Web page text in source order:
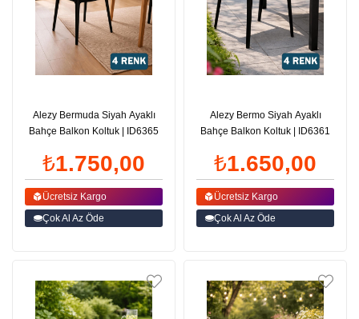
Alezy Bermuda Siyah Ayaklı
Bahçe Balkon Koltuk | ID6365
₺1.750,00
Ücretsiz Kargo
Çok Al Az Öde
Alezy Bermo Siyah Ayaklı
Bahçe Balkon Koltuk | ID6361
₺1.650,00
Ücretsiz Kargo
Çok Al Az Öde